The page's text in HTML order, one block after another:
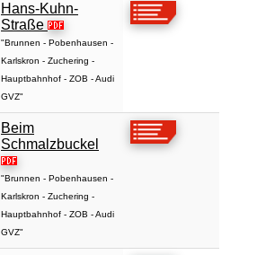
Hans-Kuhn-
Straße
"Brunnen - Pobenhausen -
Karlskron - Zuchering -
Hauptbahnhof - ZOB - Audi
GVZ"
Beim
Schmalzbuckel
"Brunnen - Pobenhausen -
Karlskron - Zuchering -
Hauptbahnhof - ZOB - Audi
GVZ"